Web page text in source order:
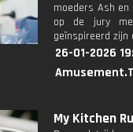
moeders Ash
op de jury
geïnspireerd zijn
26-01-2026
My Kitchen